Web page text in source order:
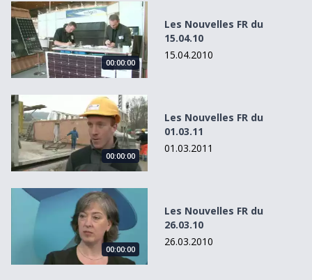
Les Nouvelles FR du 15.04.10
00:00:00
Les Nouvelles FR du
15.04.10
15.04.2010
Les Nouvelles FR du 01.03.11
00:00:00
Les Nouvelles FR du
01.03.11
01.03.2011
Les Nouvelles FR du 26.03.10
00:00:00
Les Nouvelles FR du
26.03.10
26.03.2010